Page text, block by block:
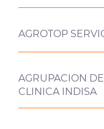
AGROTOP
AGRUPACION
CLINICA INDISA